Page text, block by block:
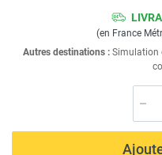
(en France
Autres destinations : Simulation